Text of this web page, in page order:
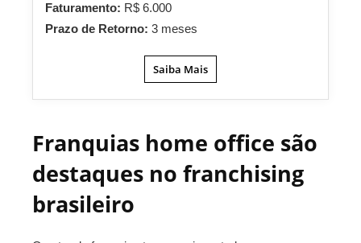
Faturamento: R$ 6.000
Prazo de Retorno: 3 meses
Saiba Mais
Franquias home office são
destaques no franchising
brasileiro